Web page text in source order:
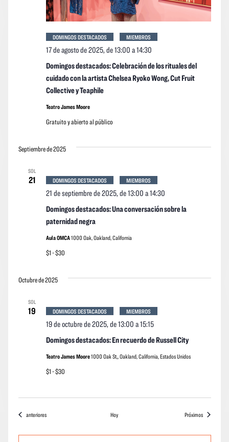
Domingos destacados: Celebración de los rituales del
cuidado con la artista Chelsea Ryoko Wong, Cut Fruit
Collective y Teaphile
17 de agosto de 2025, de 13:00 a14:30
DOMINGOS DESTACADOS MIEMBROS
Teatro James Moore
Gratuito y abierto al público
Septiembre de 2025
SOL
21
Domingos destacados: Una conversación sobre la
paternidad negra
21 de septiembre de 2025, de 13:00 a14:30
DOMINGOS DESTACADOS MIEMBROS
Aula OMCA1000 Oak, Oakland, California
$1 - $30
Octubre de 2025
SOL
19
Domingos destacados: En recuerdo de Russell City
19 de octubre de 2025, de 13:00 a15:15
DOMINGOS DESTACADOS MIEMBROS
Teatro James Moore1000 Oak St,, Oakland, California, Estados Unidos
$1 - $30
Eventos
anteriores Hoy Próximoseventos